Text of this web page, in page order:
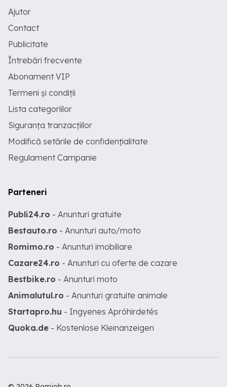
Ajutor
Contact
Publicitate
Întrebări frecvente
Abonament VIP
Termeni și condiții
Lista categoriilor
Siguranța tranzacțiilor
Modifică setările de confidențialitate
Regulament Campanie
Parteneri
Publi24.ro - Anunturi gratuite
Bestauto.ro - Anunturi auto/moto
Romimo.ro - Anunturi imobiliare
Cazare24.ro - Anunturi cu oferte de cazare
Bestbike.ro - Anunturi moto
Animalutul.ro - Anunturi gratuite animale
Startapro.hu - Ingyenes Apróhirdetés
Quoka.de - Kostenlose Kleinanzeigen